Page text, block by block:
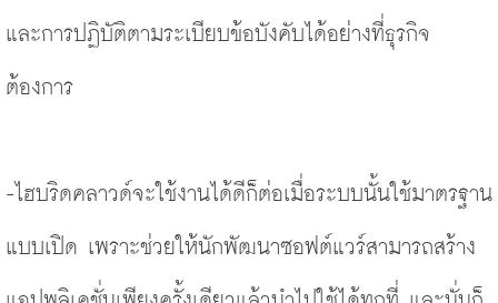
และการปฏิบัติตามระเบียบข้อบังคับได้อย่างที่ธุรกิจ
ต้องการ
-ไฮบริดคลาวด์จะใช้งานได้ดีก็ต่อเมื่อระบบนั้นใช้มาตรฐาน
แบบเปิด เพราะช่วยให้นักพัฒนาซอฟต์แวร์สามารถสร้าง